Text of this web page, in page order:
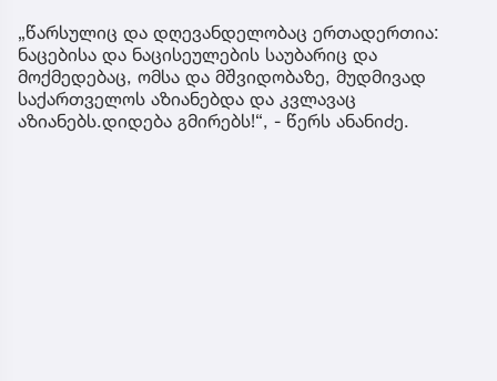
„წარსულიც და დღევანდელობაც ერთადერთია:
ნაცებისა და ნაცისეულების საუბარიც და
მოქმედებაც, ომსა და მშვიდობაზე, მუდმივად
საქართველოს აზიანებდა და კვლავაც
აზიანებს.დიდება გმირებს!“, - წერს ანანიძე.